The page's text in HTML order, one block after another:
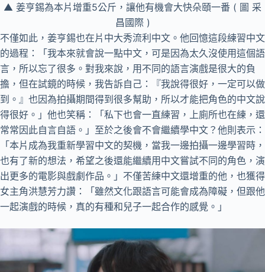
▲ 姜亨錫為本片增重5公斤，讓他有機會大快朵頤一番 ( 圖 采
昌國際 )
不僅如此，姜亨錫也在片中大秀流利中文。他回憶這段練習中文
的過程：「我本來就會說一點中文，可是因為太久沒使用這個語
言，所以忘了很多。對我來說，用不同的語言演戲是很大的負
擔，但在試鏡的時候，我告訴自己：『我說得很好，一定可以做
到。』也因為拍攝期間得到很多幫助，所以才能把角色的中文說
得很好。」他也笑稱：「私下也會一直練習，上廁所也在練，還
常常因此自言自語。」至於之後會不會繼續學中文？他則表示：
「本片成為我重新學習中文的契機，當我一邊拍攝一邊學習時，
也有了新的想法，希望之後還能繼續用中文嘗試不同的角色，演
出更多的電影與戲劇作品。」不僅苦練中文還增重的他，也獲得
女主角洪慧芳力讚：「雖然文化跟語言可能會成為障礙，但跟他
一起演戲的時候，真的有種和兒子一起合作的感覺。」